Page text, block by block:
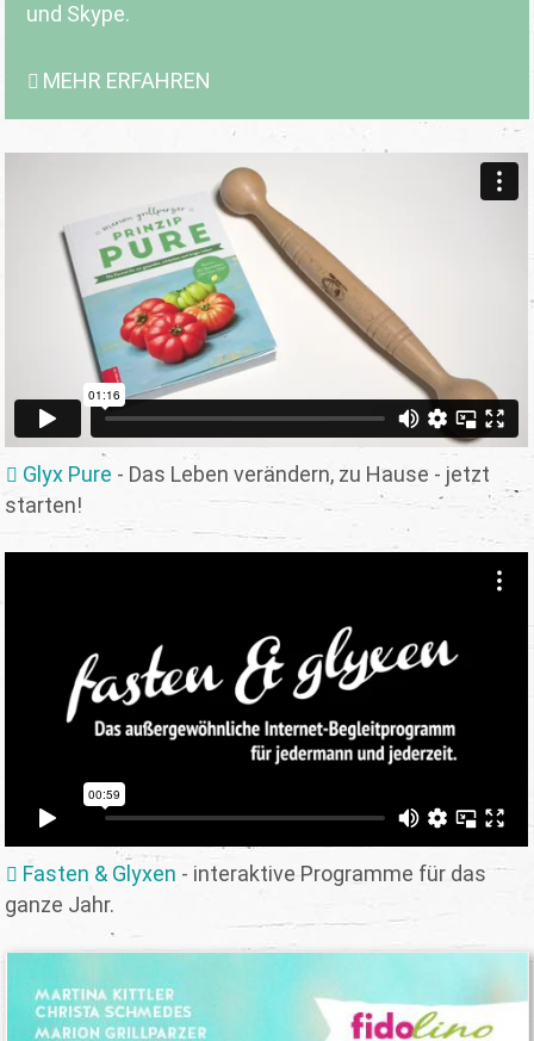
und Skype.
MEHR ERFAHREN
Glyx Pure - Das Leben verändern, zu Hause - jetzt
starten!
Fasten & Glyxen - interaktive Programme für das
ganze Jahr.